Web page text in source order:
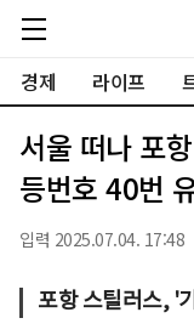
경제 라이프
서울 떠나 포
등번호 40번
입력 2025.07.04. 17:48
포항 스틸러스, '